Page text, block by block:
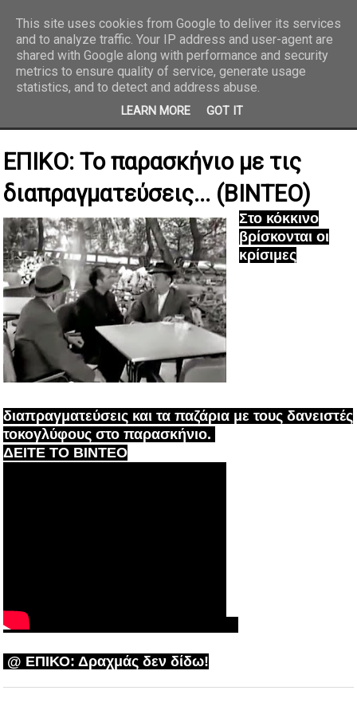
REPORTAZ NET
ΕΠΙΚΟ: Το παρασκήνιο με τις
διαπραγματεύσεις... (ΒΙΝΤΕΟ)
Στο κόκκινο
βρίσκονται οι
κρίσιμες
διαπραγματεύσεις και τα παζάρια με τους δανειστές
τοκογλύφους στο παρασκήνιο.
ΔΕΙΤΕ ΤΟ ΒΙΝΤΕΟ
@ ΕΠΙΚΟ: Δραχμάς δεν δίδω!
This site uses cookies from Google to deliver its services
and to analyze traffic. Your IP address and user-agent are
shared with Google along with performance and security
metrics to ensure quality of service, generate usage
statistics, and to detect and address abuse.
LEARN MORE GOT IT